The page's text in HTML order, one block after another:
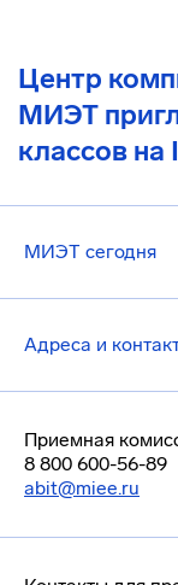
Центр
МИЭТ
классов на
МИЭТ сегодня
Адреса и
Приемная
8 800 600-56-89
abit@miee.ru